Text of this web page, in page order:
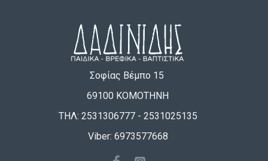
Σοφίας Βέμπο 15
69100 ΚΟΜΟΤΗΝΗ
ΤΗΛ: 2531306777 - 2531025135
Viber: 6973577668